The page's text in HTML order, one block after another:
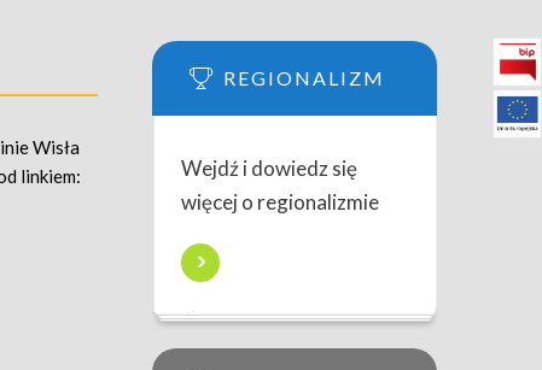
Wisła
linkiem:
REGIONALIZM
Wejdź i dowiedz się
więcej o regionalizmie